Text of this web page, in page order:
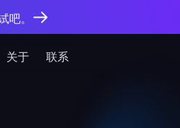
关于 联系
。